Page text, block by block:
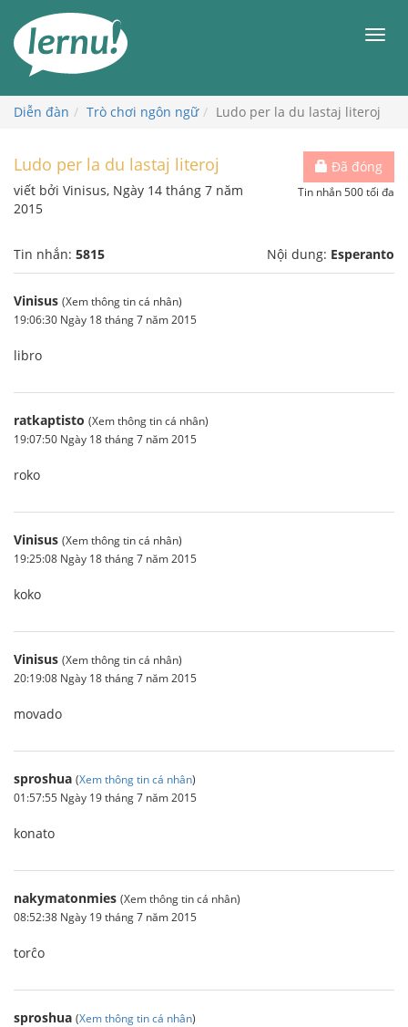
đến
phần
dung
Diễn đàn Trò chơi ngôn ngữ Ludo per la du lastaj literoj
Đã đóng
Tin nhắn 500 tối đa
Ludo per la du lastaj literoj
viết bởi Vinisus, Ngày 14 tháng 7 năm
2015
Tin nhắn: 5815 Nội dung: Esperanto
Vinisus (Xem thông tin cá nhân)
19:06:30 Ngày 18 tháng 7 năm 2015
libro
ratkaptisto (Xem thông tin cá nhân)
19:07:50 Ngày 18 tháng 7 năm 2015
roko
Vinisus (Xem thông tin cá nhân)
19:25:08 Ngày 18 tháng 7 năm 2015
koko
Vinisus (Xem thông tin cá nhân)
20:19:08 Ngày 18 tháng 7 năm 2015
movado
sproshua (Xem thông tin cá nhân)
01:57:55 Ngày 19 tháng 7 năm 2015
konato
nakymatonmies (Xem thông tin cá nhân)
08:52:38 Ngày 19 tháng 7 năm 2015
torĉo
sproshua (Xem thông tin cá nhân)